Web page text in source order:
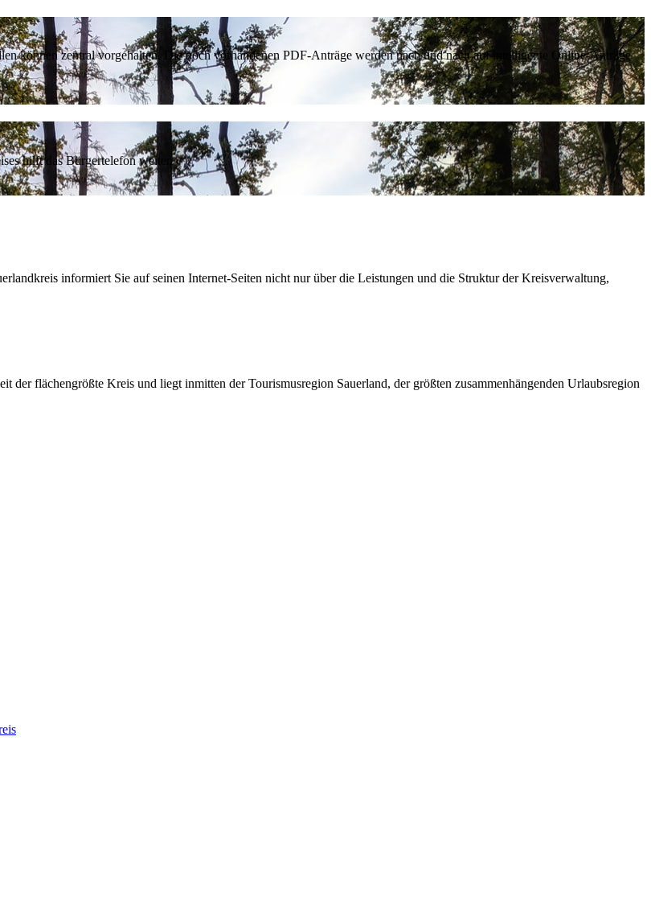
können zentral vorgehalten. Die noch vorhandenen PDF-Anträge werden nach und nach auf intelligente Online-Anträge
hilft das Bürgertelefon weiter.
informiert Sie auf seinen Internet-Seiten nicht nur über die Leistungen und die Struktur der Kreisverwaltung,
flächengrößte Kreis und liegt inmitten der Tourismusregion Sauerland, der größten zusammenhängenden Urlaubsregion